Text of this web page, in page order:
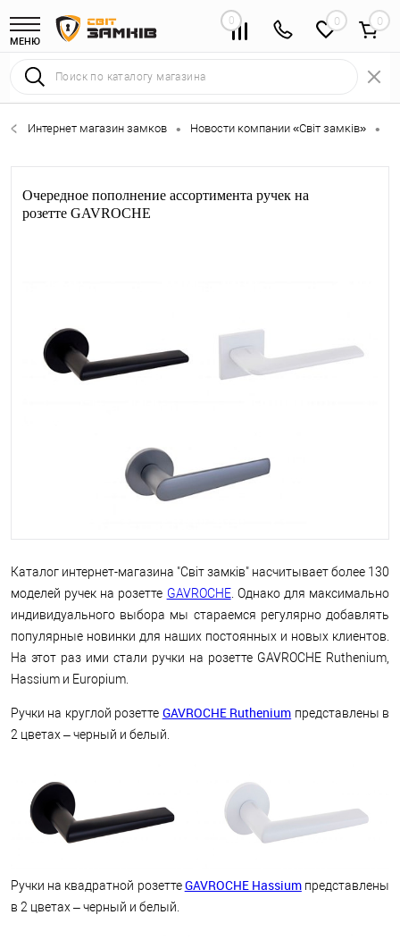
МЕНЮ
0 0
Интернет магазин замков • Новости компании «Світ замків» •
Очередное пополнение ассортимента ручек на
розетте GAVROCHE
Каталог интернет-магазина "Світ замків" насчитывает более 130
моделей ручек на розетте GAVROCHE. Однако для максимально
индивидуального выбора мы стараемся регулярно добавлять
популярные новинки для наших постоянных и новых клиентов.
На этот раз ими стали ручки на розетте GAVROCHE Ruthenium,
Hassium и Europium.
Ручки на круглой розетте GAVROCHE Ruthenium представлены в
2 цветах – черный и белый.
Ручки на квадратной розеттеGAVROCHE Hassiumпредставлены
в 2 цветах – черный и белый.